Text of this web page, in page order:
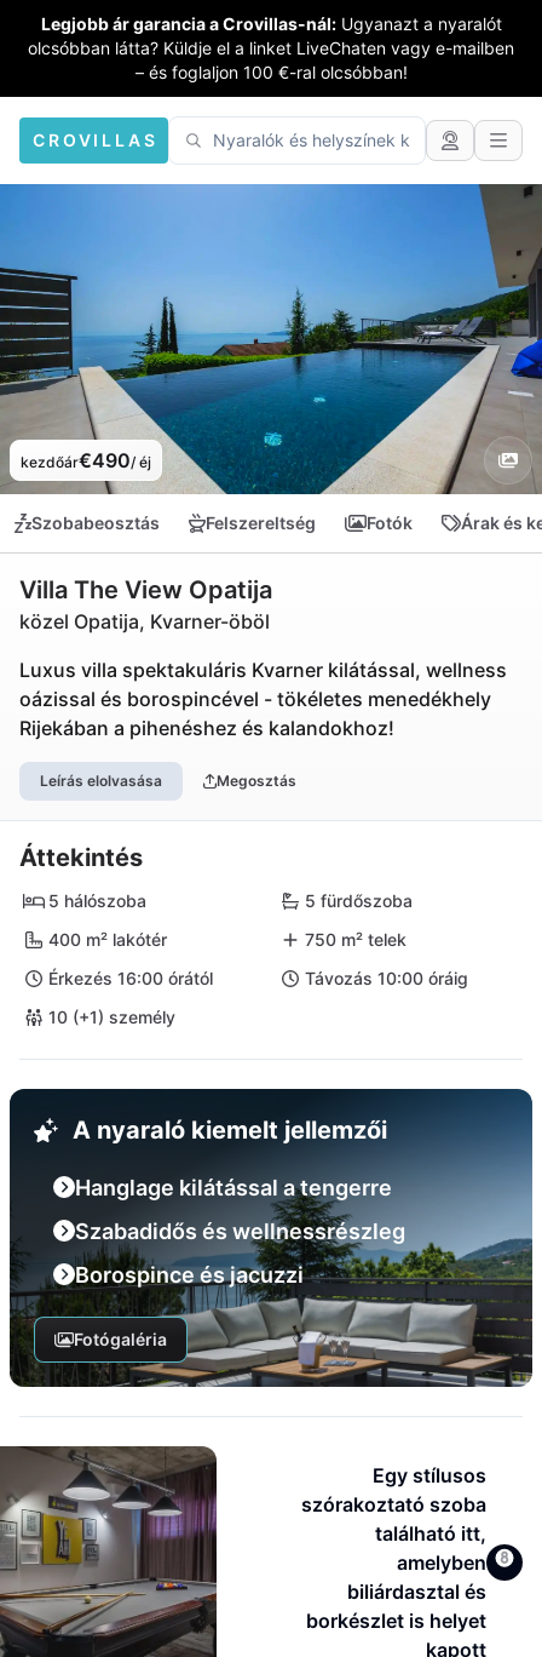
Legjobb ár garancia a Crovillas-nál: Ugyanazt a nyaralót
olcsóbban látta? Küldje el a linket LiveChaten vagy e-mailben
– és foglaljon 100 €-ral olcsóbban!
CROVILLAS
kezdőár€490/ éj
Szobabeosztás Felszereltség Fotók Árak és
Villa The View Opatija
közel Opatija, Kvarner-öböl
Luxus villa spektakuláris Kvarner kilátással, wellness
oázissal és borospincével - tökéletes menedékhely
Rijekában a pihenéshez és kalandokhoz!
Leírás elolvasása Megosztás
Áttekintés
5 hálószoba
5 fürdőszoba
400 m² lakótér
750 m² telek
Érkezés 16:00 órától
Távozás 10:00 óráig
10 (+1) személy
A nyaraló kiemelt jellemzői
Hanglage kilátással a tengerre
Szabadidős és wellnessrészleg
Borospince és jacuzzi
Fotógaléria
Egy stílusos
szórakoztató szoba
található itt,
amelyben
biliárdasztal és
borkészlet is helyet
kapott